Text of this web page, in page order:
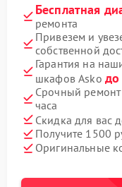
Бесплатная
ремонта
Привезем и
собственной
Гарантия на
шкафов Asko до
Срочный
часа
Скидка для вас
Получите 1500
Оригинальные